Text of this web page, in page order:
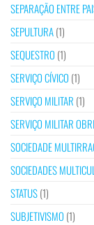
SEPARAÇÃO ENTRE
SEPULTURA(1)
SEQUESTRO (1)
SERVIÇO CÍVICO (1)
SERVIÇO MILITAR (1)
SERVIÇO MILITAR
SOCIEDADE
SOCIEDADES
STATUS(1)
SUBJETIVISMO (1)